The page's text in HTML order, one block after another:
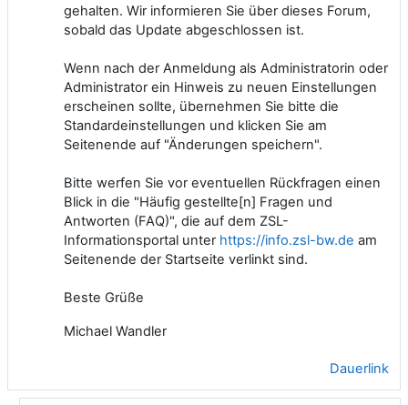
gehalten. Wir informieren Sie über dieses Forum,
sobald das Update abgeschlossen ist.
Wenn nach der Anmeldung als Administratorin oder
Administrator ein Hinweis zu neuen Einstellungen
erscheinen sollte, übernehmen Sie bitte die
Standardeinstellungen und klicken Sie am
Seitenende auf "Änderungen speichern".
Bitte werfen Sie vor eventuellen Rückfragen einen
Blick in die "Häufig gestellte[n] Fragen und
Antworten (FAQ)", die auf dem ZSL-
Informationsportal unter https://info.zsl-bw.de am
Seitenende der Startseite verlinkt sind.
Beste Grüße
Michael Wandler
Dauerlink